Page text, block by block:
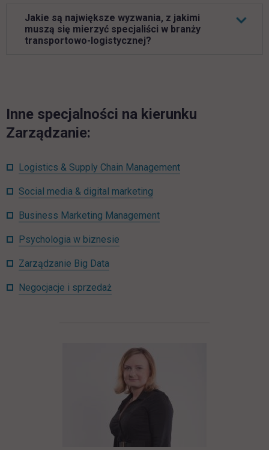
Jakie są największe wyzwania, z jakimi
muszą się mierzyć specjaliści w branży
transportowo-logistycznej?
Inne specjalności na kierunku
Zarządzanie:
Logistics & Supply Chain Management
Social media & digital marketing
Business Marketing Management
Psychologia w biznesie
Zarządzanie Big Data
Negocjacje i sprzedaż